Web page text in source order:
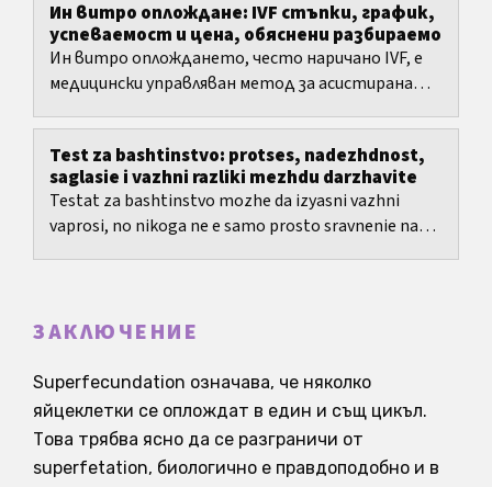
Ин витро оплождане: IVF стъпки, график,
успеваемост и цена, обяснени разбираемо
Ин витро оплождането, често наричано IVF, е
медицински управляван метод за асистирана
избор на...
Test za bashtinstvo: protses, nadezhdnost,
saglasie i vazhni razliki mezhdu darzhavite
Testat za bashtinstvo mozhe da izyasni vazhni
vaprosi, no nikoga ne e samo prosto sravnenie na
ЗАКЛЮЧЕНИЕ
Superfecundation означава, че няколко
яйцеклетки се оплождат в един и същ цикъл.
Това трябва ясно да се разграничи от
superfetation, биологично е правдоподобно и в